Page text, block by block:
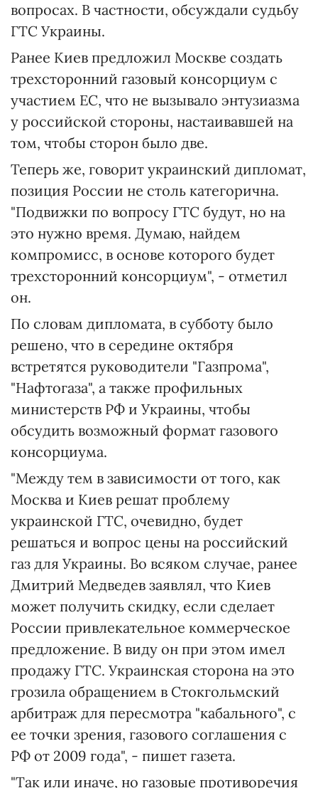
вопросах. В частности, обсуждали судьбу
ГТС Украины.
Ранее Киев предложил Москве создать
трехсторонний газовый консорциум с
участием ЕС, что не вызывало энтузиазма
у российской стороны, настаивавшей на
том, чтобы сторон было две.
Теперь же, говорит украинский дипломат,
позиция России не столь категорична.
"Подвижки по вопросу ГТС будут, но на
это нужно время. Думаю, найдем
компромисс, в основе которого будет
трехсторонний консорциум", - отметил
он.
По словам дипломата, в субботу было
решено, что в середине октября
встретятся руководители "Газпрома",
"Нафтогаза", а также профильных
министерств РФ и Украины, чтобы
обсудить возможный формат газового
консорциума.
"Между тем в зависимости от того, как
Москва и Киев решат проблему
украинской ГТС, очевидно, будет
решаться и вопрос цены на российский
газ для Украины. Во всяком случае, ранее
Дмитрий Медведев заявлял, что Киев
может получить скидку, если сделает
России привлекательное коммерческое
предложение. В виду он при этом имел
продажу ГТС. Украинская сторона на это
грозила обращением в Стокгольмский
арбитраж для пересмотра "кабального", с
ее точки зрения, газового соглашения с
РФ от 2009 года", - пишет газета.
"Так или иначе, но газовые противоречия